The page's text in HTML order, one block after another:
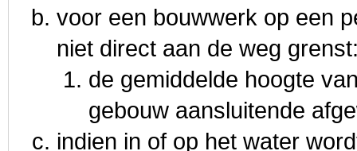
voor een bouwwerk op een
niet direct aan de weg
de gemiddelde hoogte
gebouw aansluitende
indien in of op het water